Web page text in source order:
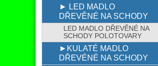
► LED MADLO
DŘEVĚNÉ NA SCHODY
LED MADLO DŘEVĚNÉ NA
SCHODY POLOTOVARY
►KULATÉ MADLO
DŘEVÉNÉ NA SCHODY